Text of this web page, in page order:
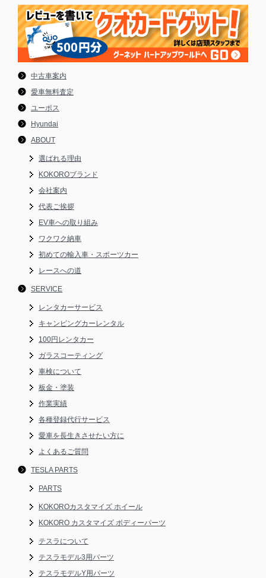
中古車案内
愛車無料査定
ユーポス
Hyundai
ABOUT
選ばれる理由
KOKOROブランド
会社案内
代表ご挨拶
EV車への取り組み
ワクワク納車
初めての輸入車・スポーツカー
レースへの道
SERVICE
レンタカーサービス
キャンピングカーレンタル
100円レンタカー
ガラスコーティング
車検について
板金・塗装
作業実績
各種登録代行サービス
愛車を長生きさせたい方に
よくあるご質問
TESLA PARTS
PARTS
KOKOROカスタマイズ ホイール
KOKORO カスタマイズ ボディーパーツ
テスラについて
テスラモデル3用パーツ
テスラモデルY用パーツ